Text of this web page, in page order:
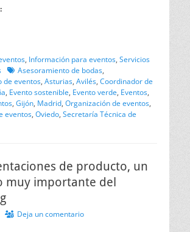
, Información para eventos, Servicios
Etiquetas
Asesoramiento de bodas,
de eventos, Asturias, Avilés, Coordinador de
, Evento sostenible, Evento verde, Eventos,
, Gijón, Madrid, Organización de eventos,
eventos, Oviedo, Secretaría Técnica de
de producto, un
muy importante del
Deja un comentario